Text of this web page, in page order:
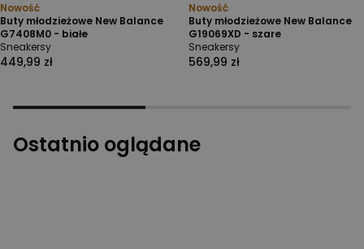
Nowość
Buty młodzieżowe New Balance
G7408M0 - białe
Sneakersy
449,99 zł
Nowość
Buty młodzieżowe New Balance
G19069XD - szare
Sneakersy
569,99 zł
Ostatnio oglądane